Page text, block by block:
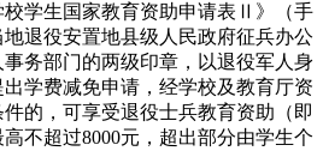
校学生国家教育资助申请表Ⅱ》（手
退役安置地县级人民政府征兵办公
务部门的两级印章，以退役军人身
学费减免申请，经学校及教育厅资
的，可享受退役士兵教育资助（即
不超过8000元，超出部分由学生个